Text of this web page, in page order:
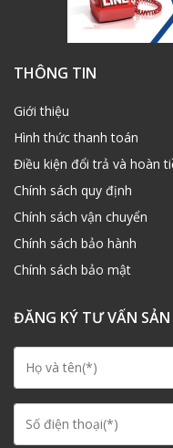
THÔNG TIN
Giới thiệu
Hình thức thanh toán
Điều kiện đổi trả và hoàn
Chính sách quy định
Chính sách vận chuyển
Chính sách bảo hành
Chính sách bảo mật
ĐĂNG KÝ TƯ VẤN